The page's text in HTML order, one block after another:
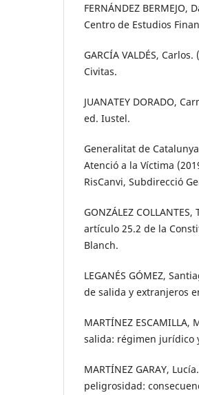
FERNÁNDEZ
Centro de Estudios
GARCÍA VALDÉS,
Civitas.
JUANATEY DORADO,
ed. Iustel.
Generalitat de
Atenció a la Víctima
RisCanvi, Subdirecció
GONZÁLEZ
artículo 25.2 de la
Blanch.
LEGANÉS GÓMEZ,
de salida y extranjeros
MARTÍNEZ
salida: régimen jurídico
MARTÍNEZ GARAY,
peligrosidad: